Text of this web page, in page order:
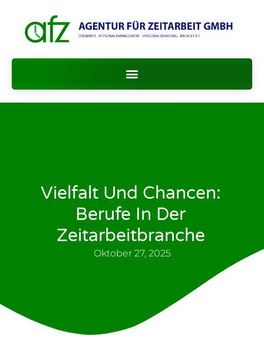
Vielfalt Und Chancen:
Berufe In Der
Zeitarbeitbranche
Oktober 27, 2025